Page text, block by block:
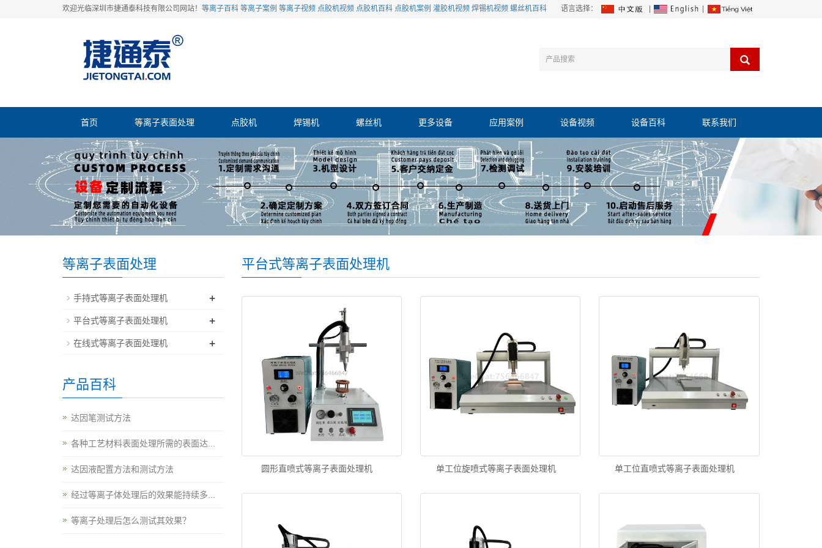
欢迎光临深圳市捷通泰科技有限公司网站！ 等离子百科 等离子案例 等离子视频 点胶机视频 点胶机百科 点胶机案例 灌胶机视频 焊锡机视频 螺丝机百科 语言选择：
首页 等离子表面处理 点胶机 焊锡机 螺丝机 更多设备 应用案例 设备视频 设备百科 联系我们
平台式等离子表面处理机
圆形直喷式等离子表面处理机 单工位旋喷式等离子表面处理机 单工位直喷式等离子表面处理机
等离子表面处理
手持式等离子表面处理机 +
平台式等离子表面处理机 +
在线式等离子表面处理机 +
产品百科
达因笔测试方法
各种工艺材料表面处理所需的表面达...
达因液配置方法和测试方法
经过等离子体处理后的效果能持续多...
等离子处理后怎么测试其效果？